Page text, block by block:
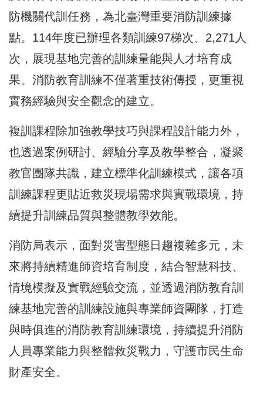
防機關代訓任務，為北臺灣重要消防訓練據
點。114年度已辦理各類訓練97梯次、2,271人
次，展現基地完善的訓練量能與人才培育成
果。消防教育訓練不僅著重技術傳授，更重視
實務經驗與安全觀念的建立。
複訓課程除加強教學技巧與課程設計能力外，
也透過案例研討、經驗分享及教學整合，凝聚
教官團隊共識，建立標準化訓練模式，讓各項
訓練課程更貼近救災現場需求與實戰環境，持
續提升訓練品質與整體教學效能。
消防局表示，面對災害型態日趨複雜多元，未
來將持續精進師資培育制度，結合智慧科技、
情境模擬及實戰經驗交流，並透過消防教育訓
練基地完善的訓練設施與專業師資團隊，打造
與時俱進的消防教育訓練環境，持續提升消防
人員專業能力與整體救災戰力，守護市民生命
財產安全。